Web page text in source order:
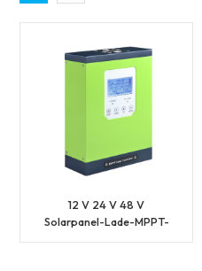
12 V 24 V 48 V
Solarpanel-Lade-MPPT-